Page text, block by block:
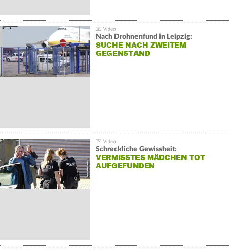
Nach Drohnenfund in Leipzig:
SUCHE NACH ZWEITEM
GEGENSTAND
Schreckliche Gewissheit:
VERMISSTES MÄDCHEN TOT
AUFGEFUNDEN